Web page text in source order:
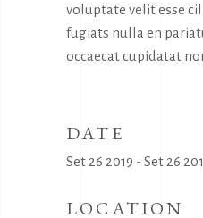
voluptate velit esse
fugiats nulla en
occaecat cupidatat
DATE
Set 26 2019 - Set 26
LOCATION